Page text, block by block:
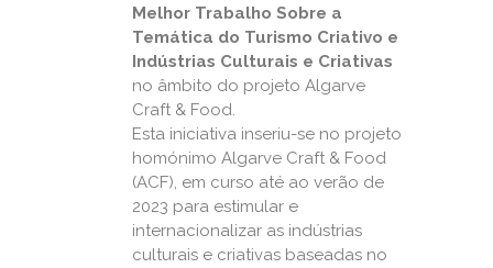
Melhor Trabalho Sobre a
Temática do Turismo Criativo e
Indústrias Culturais e Criativas
no âmbito do projeto Algarve
Craft & Food.
Esta iniciativa inseriu-se no projeto
homónimo Algarve Craft & Food
(ACF), em curso até ao verão de
2023 para estimular e
internacionalizar as indústrias
culturais e criativas baseadas no